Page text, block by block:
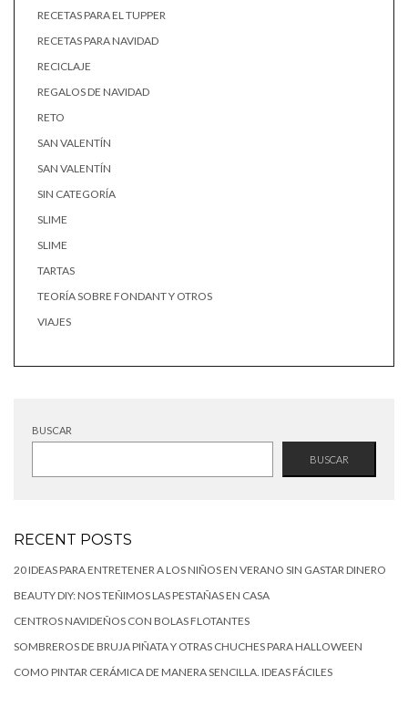
RECETAS PARA EL TUPPER
RECETAS PARA NAVIDAD
RECICLAJE
REGALOS DE NAVIDAD
RETO
SAN VALENTÍN
SAN VALENTÍN
SIN CATEGORÍA
SLIME
SLIME
TARTAS
TEORÍA SOBRE FONDANT Y OTROS
VIAJES
BUSCAR
BUSCAR
RECENT POSTS
20 IDEAS PARA ENTRETENER A LOS NIÑOS EN VERANO SIN GASTAR DINERO
BEAUTY DIY: NOS TEÑIMOS LAS PESTAÑAS EN CASA
CENTROS NAVIDEÑOS CON BOLAS FLOTANTES
SOMBREROS DE BRUJA PIÑATA Y OTRAS CHUCHES PARA HALLOWEEN
COMO PINTAR CERÁMICA DE MANERA SENCILLA. IDEAS FÁCILES